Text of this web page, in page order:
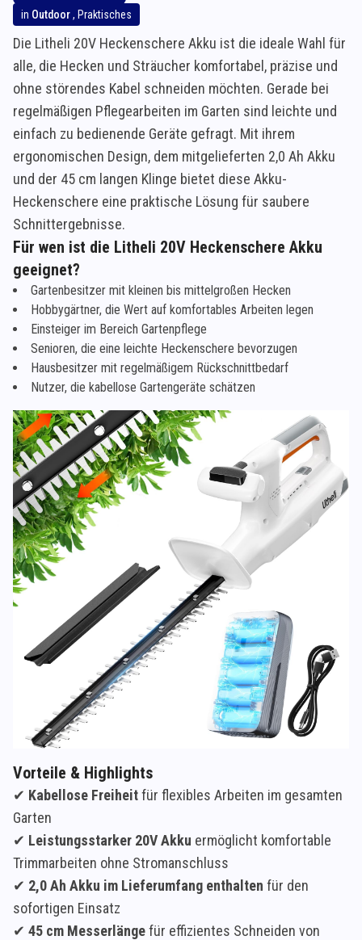
in Outdoor, Praktisches
Die Litheli 20V Heckenschere Akku ist die ideale Wahl für
alle, die Hecken und Sträucher komfortabel, präzise und
ohne störendes Kabel schneiden möchten. Gerade bei
regelmäßigen Pflegearbeiten im Garten sind leichte und
einfach zu bedienende Geräte gefragt. Mit ihrem
ergonomischen Design, dem mitgelieferten 2,0 Ah Akku
und der 45 cm langen Klinge bietet diese Akku-
Heckenschere eine praktische Lösung für saubere
Schnittergebnisse.
Für wen ist die Litheli 20V Heckenschere Akku
geeignet?
Gartenbesitzer mit kleinen bis mittelgroßen Hecken
Hobbygärtner, die Wert auf komfortables Arbeiten legen
Einsteiger im Bereich Gartenpflege
Senioren, die eine leichte Heckenschere bevorzugen
Hausbesitzer mit regelmäßigem Rückschnittbedarf
Nutzer, die kabellose Gartengeräte schätzen
Vorteile & Highlights
✔ Kabellose Freiheitfür flexibles Arbeiten im gesamten
Garten
✔ Leistungsstarker 20V Akku ermöglicht komfortable
Trimmarbeiten ohne Stromanschluss
✔ 2,0 Ah Akku im Lieferumfang enthalten für den
sofortigen Einsatz
✔ 45 cm Messerlängefür effizientes Schneiden von